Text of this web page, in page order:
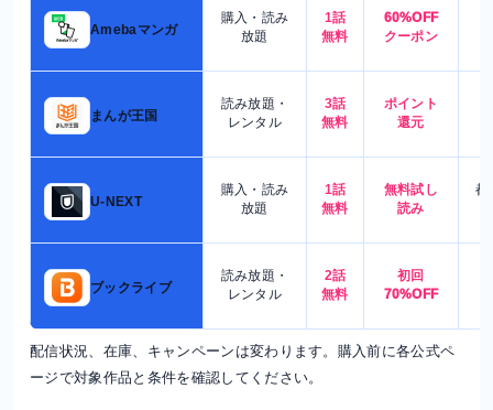
Amebaマンガ
購入・読み
放題
1話
無料
60%OFF
クーポン
まんが王国
読み放題・
レンタル
3話
無料
ポイント
還元
U-NEXT
購入・読み
放題
1話
無料
無料試し
読み
都
ブックライブ
読み放題・
レンタル
2話
無料
初回
70%OFF
配信状況、在庫、キャンペーンは変わります。購入前に各公式ペ
ージで対象作品と条件を確認してください。